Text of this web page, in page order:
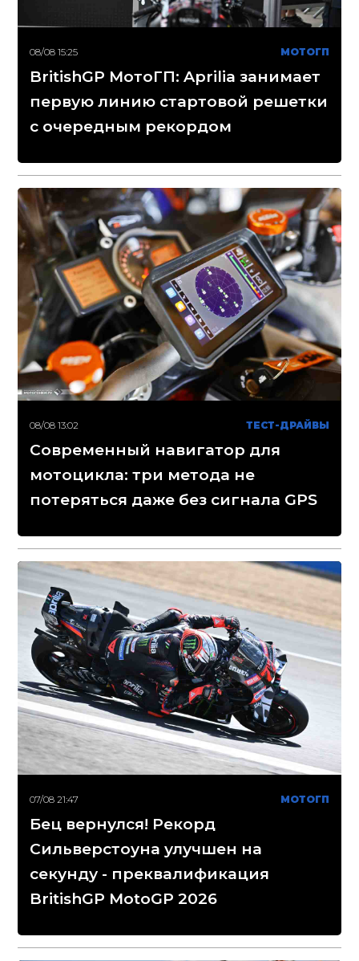
08/08 15:25 МОТОГП
BritishGP МотоГП: Aprilia занимает
первую линию стартовой решетки
с очередным рекордом
08/08 13:02 ТЕСТ-ДРАЙВЫ
Современный навигатор для
мотоцикла: три метода не
потеряться даже без сигнала GPS
07/08 21:47 МОТОГП
Бец вернулся! Рекорд
Сильверстоуна улучшен на
секунду - преквалификация
BritishGP MotoGP 2026